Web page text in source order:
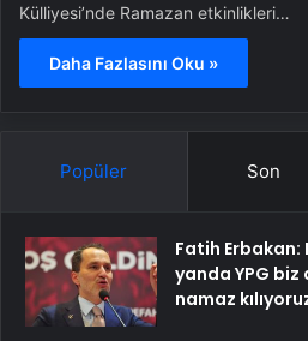
Külliyesi’nde Ramazan etkinlikleri…
Daha Fazlasını Oku »
Popüler Son
Fatih Erbakan:
yanda YPG biz
namaz